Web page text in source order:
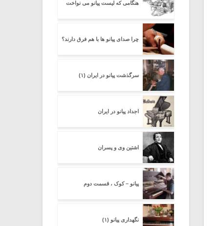
هنگامی که لیست پیانو می نواخت
چرا صدای پیانو ها با هم فرق دارند؟
سرگذشت پیانو در ایران (۱)
اجداد پیانو در ایران
اشتین وی و پسران
پیانو – کوک ، قسمت دوم
نگهداری پیانو (۱)